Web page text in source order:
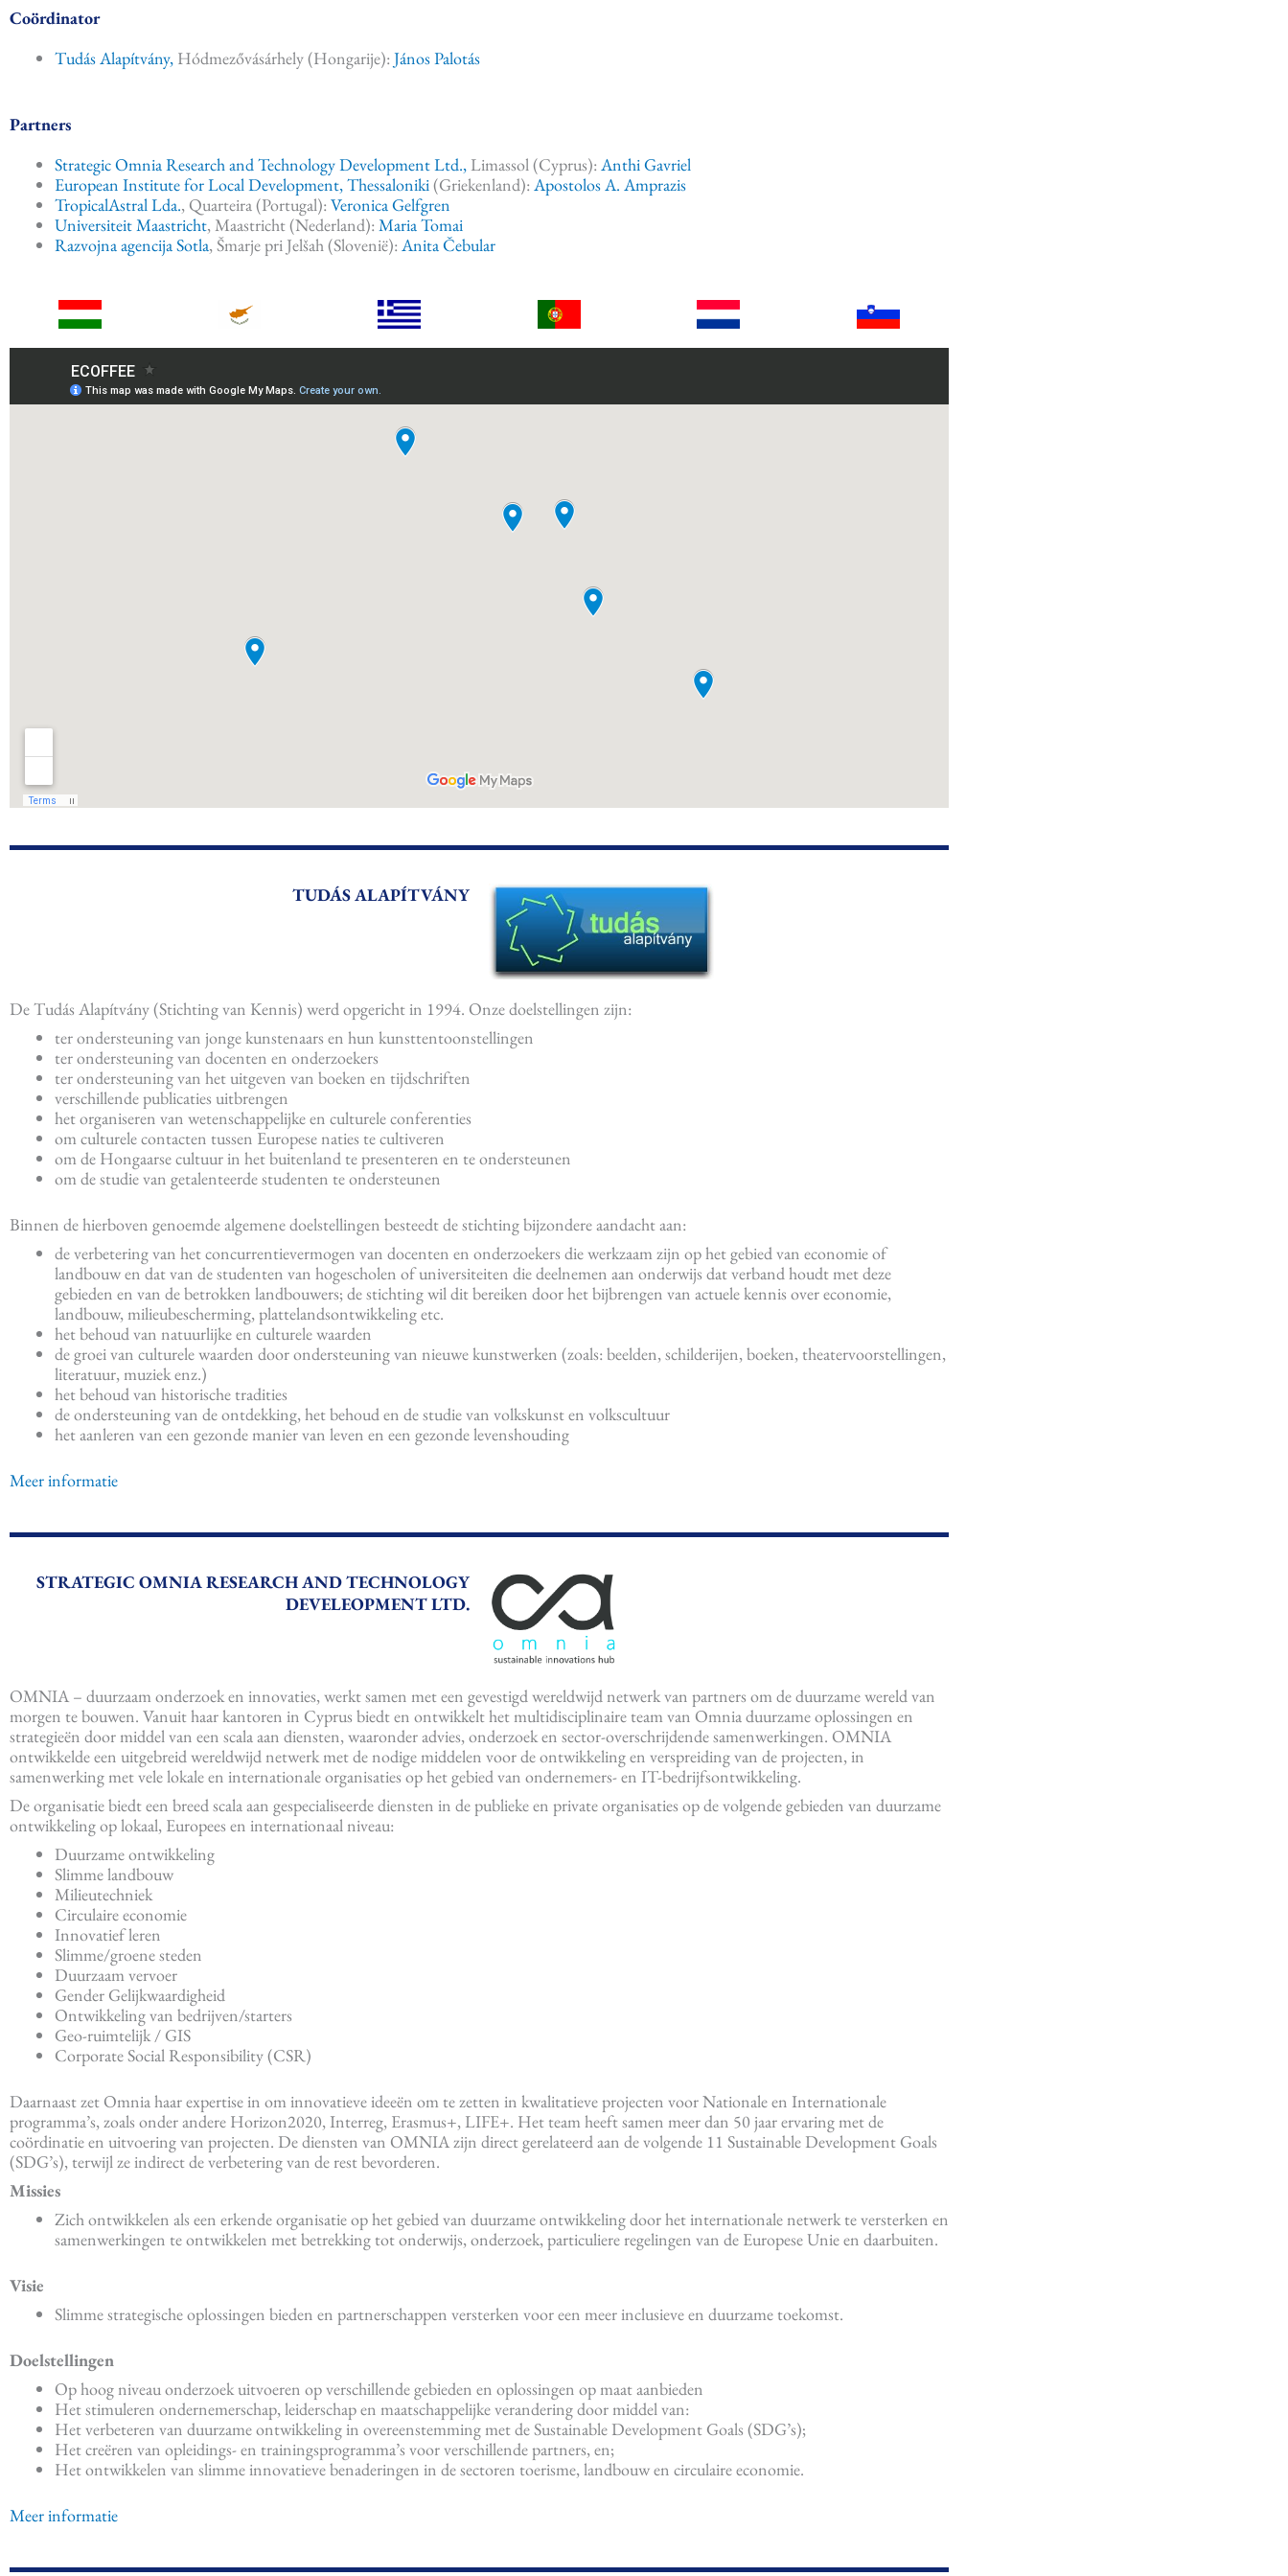
Coördinator
Tudás Alapítvány, Hódmezővásárhely (Hongarije): János Palotás
Partners
Strategic Omnia Research and Technology Development Ltd., Limassol (Cyprus): Anthi Gavriel
European Institute for Local Development, Thessaloniki (Griekenland): Apostolos A. Amprazis
TropicalAstral Lda., Quarteira (Portugal): Veronica Gelfgren
Universiteit Maastricht, Maastricht (Nederland): Maria Tomai
Razvojna agencija Sotla, Šmarje pri Jelšah (Slovenië): Anita Čebular
TUDÁS ALAPÍTVÁNY
De Tudás Alapítvány (Stichting van Kennis) werd opgericht in 1994. Onze doelstellingen zijn:
ter ondersteuning van jonge kunstenaars en hun kunsttentoonstellingen
ter ondersteuning van docenten en onderzoekers
ter ondersteuning van het uitgeven van boeken en tijdschriften
verschillende publicaties uitbrengen
het organiseren van wetenschappelijke en culturele conferenties
om culturele contacten tussen Europese naties te cultiveren
om de Hongaarse cultuur in het buitenland te presenteren en te ondersteunen
om de studie van getalenteerde studenten te ondersteunen
Binnen de hierboven genoemde algemene doelstellingen besteedt de stichting bijzondere aandacht aan:
de verbetering van het concurrentievermogen van docenten en onderzoekers die werkzaam zijn op het gebied van economie of
landbouw en dat van de studenten van hogescholen of universiteiten die deelnemen aan onderwijs dat verband houdt met deze
gebieden en van de betrokken landbouwers; de stichting wil dit bereiken door het bijbrengen van actuele kennis over economie,
landbouw, milieubescherming, plattelandsontwikkeling etc.
het behoud van natuurlijke en culturele waarden
de groei van culturele waarden door ondersteuning van nieuwe kunstwerken (zoals: beelden, schilderijen, boeken, theatervoorstellingen,
literatuur, muziek enz.)
het behoud van historische tradities
de ondersteuning van de ontdekking, het behoud en de studie van volkskunst en volkscultuur
het aanleren van een gezonde manier van leven en een gezonde levenshouding
Meer informatie
STRATEGIC OMNIA RESEARCH AND TECHNOLOGY
DEVELEOPMENT LTD.
OMNIA – duurzaam onderzoek en innovaties, werkt samen met een gevestigd wereldwijd netwerk van partners om de duurzame wereld van
morgen te bouwen. Vanuit haar kantoren in Cyprus biedt en ontwikkelt het multidisciplinaire team van Omnia duurzame oplossingen en
strategieën door middel van een scala aan diensten, waaronder advies, onderzoek en sector-overschrijdende samenwerkingen. OMNIA
ontwikkelde een uitgebreid wereldwijd netwerk met de nodige middelen voor de ontwikkeling en verspreiding van de projecten, in
samenwerking met vele lokale en internationale organisaties op het gebied van ondernemers- en IT-bedrijfsontwikkeling.
De organisatie biedt een breed scala aan gespecialiseerde diensten in de publieke en private organisaties op de volgende gebieden van duurzame
ontwikkeling op lokaal, Europees en internationaal niveau:
Duurzame ontwikkeling
Slimme landbouw
Milieutechniek
Circulaire economie
Innovatief leren
Slimme/groene steden
Duurzaam vervoer
Gender Gelijkwaardigheid
Ontwikkeling van bedrijven/starters
Geo-ruimtelijk / GIS
Corporate Social Responsibility (CSR)
Daarnaast zet Omnia haar expertise in om innovatieve ideeën om te zetten in kwalitatieve projecten voor Nationale en Internationale
programma’s, zoals onder andere Horizon2020, Interreg, Erasmus+, LIFE+. Het team heeft samen meer dan 50 jaar ervaring met de
coördinatie en uitvoering van projecten. De diensten van OMNIA zijn direct gerelateerd aan de volgende 11 Sustainable Development Goals
(SDG’s), terwijl ze indirect de verbetering van de rest bevorderen.
Missies
Zich ontwikkelen als een erkende organisatie op het gebied van duurzame ontwikkeling door het internationale netwerk te versterken en
samenwerkingen te ontwikkelen met betrekking tot onderwijs, onderzoek, particuliere regelingen van de Europese Unie en daarbuiten.
Visie
Slimme strategische oplossingen bieden en partnerschappen versterken voor een meer inclusieve en duurzame toekomst.
Doelstellingen
Op hoog niveau onderzoek uitvoeren op verschillende gebieden en oplossingen op maat aanbieden
Het stimuleren ondernemerschap, leiderschap en maatschappelijke verandering door middel van:
Het verbeteren van duurzame ontwikkeling in overeenstemming met de Sustainable Development Goals (SDG’s);
Het creëren van opleidings- en trainingsprogramma’s voor verschillende partners, en;
Het ontwikkelen van slimme innovatieve benaderingen in de sectoren toerisme, landbouw en circulaire economie.
Meer informatie